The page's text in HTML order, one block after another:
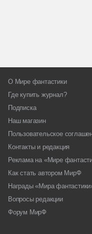
О Мире фантастики
Где купить журнал?
Подписка
Наш магазин
Пользовательское
Контакты и редакция
Реклама на «Мире
Как стать автором МирФ
Награды «Мира
Вопросы редакции
Форум МирФ